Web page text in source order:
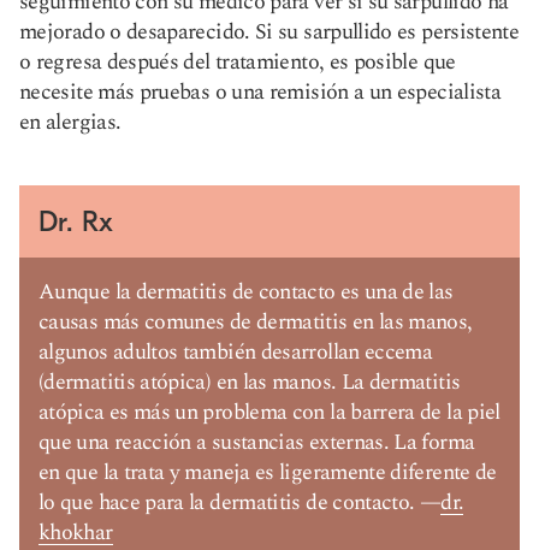
mejorado o desaparecido. Si su sarpullido es persistente
o regresa después del tratamiento, es posible que
necesite más pruebas o una remisión a un especialista
en alergias.
Dr. Rx
Aunque la dermatitis de contacto es una de las
causas más comunes de dermatitis en las manos,
algunos adultos también desarrollan eccema
(dermatitis atópica) en las manos. La dermatitis
atópica es más un problema con la barrera de la piel
que una reacción a sustancias externas. La forma
en que la trata y maneja es ligeramente diferente de
lo que hace para la dermatitis de contacto. —dr.
khokhar